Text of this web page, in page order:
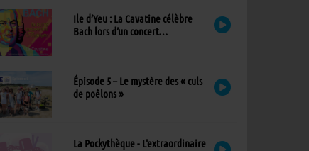
Ile d’Yeu : La Cavatine célèbre
Bach lors d’un concert
Épisode 5 – Le mystère des « culs
de poêlons »
La Pockythèque - L'extraordinaire